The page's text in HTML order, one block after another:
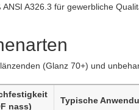
A326.3 für gewerbliche
(Glanz 70+) und
nass)
Typische